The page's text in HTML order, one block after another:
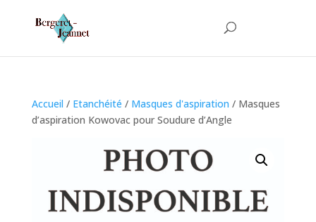
Accueil / Etanchéité / Masques d'aspiration / Masques
d’aspiration Kowovac pour Soudure d’Angle